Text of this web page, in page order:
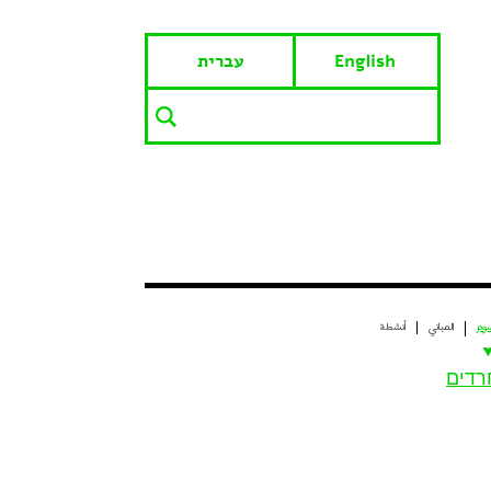
English עברית
المباني أنشطة